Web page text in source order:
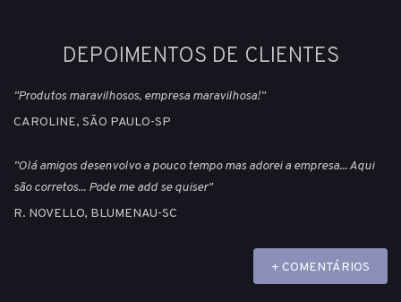
DEPOIMENTOS DE CLIENTES
"Produtos maravilhosos, empresa maravilhosa!"
CAROLINE, SÃO PAULO-SP
"Olá amigos desenvolvo a pouco tempo mas adorei a empresa... Aqui
são corretos... Pode me add se quiser"
R. NOVELLO, BLUMENAU-SC
+ COMENTÁRIOS